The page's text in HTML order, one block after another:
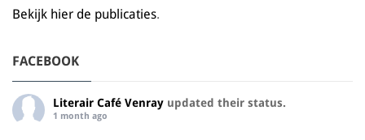
Bekijk hier de publicaties.
FACEBOOK
Literair Café Venray updated their status.
1 month ago